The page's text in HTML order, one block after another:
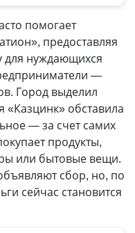
помогает
предоставляя
нуждающихся
—
Город выделил
обставила
— за счет самих
продукты,
или бытовые вещи.
сбор, но, по
сейчас становится